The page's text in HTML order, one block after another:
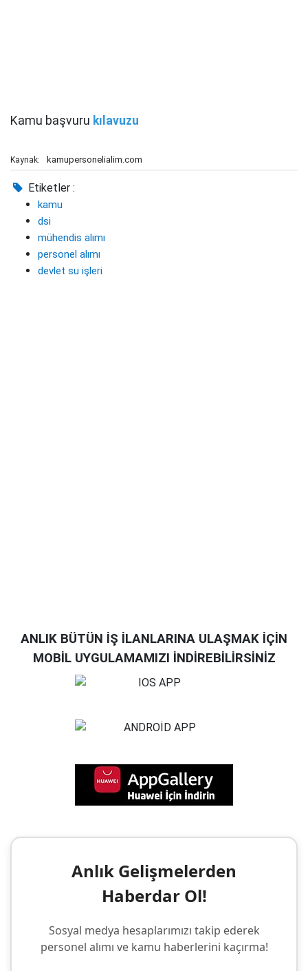
Kamu başvuru kılavuzu
Kaynak: kamupersonelialim.com
Etiketler :
kamu
dsi
mühendis alımı
personel alımı
devlet su işleri
ANLIK BÜTÜN İŞ İLANLARINA ULAŞMAK İÇİN
MOBİL UYGULAMAMIZI İNDİREBİLİRSİNİZ
Anlık Gelişmelerden
Haberdar Ol!
Sosyal medya hesaplarımızı takip ederek
personel alımı ve kamu haberlerini kaçırma!